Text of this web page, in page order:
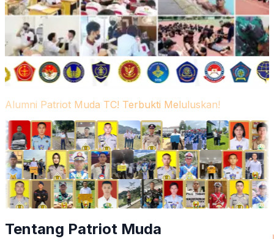
Alumni Patriot Muda TC! Terbukti Meluluskan!
Tentang Patriot Muda